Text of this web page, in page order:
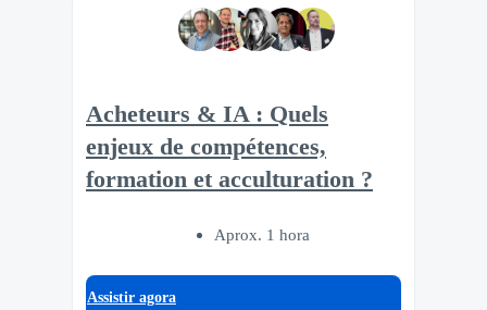
Acheteurs & IA : Quels
enjeux de compétences,
formation et acculturation ?
Aprox. 1 hora
Assistir agora